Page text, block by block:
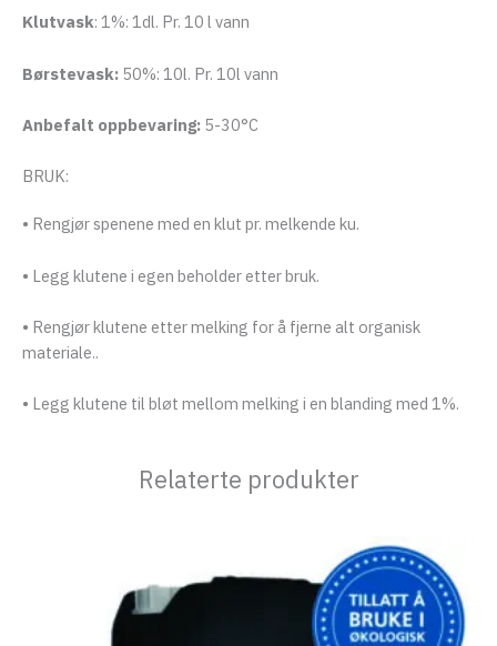
Klutvask: 1%: 1dl. Pr. 10 l vann
Børstevask: 50%: 10l. Pr. 10l vann
Anbefalt oppbevaring: 5-30°C
BRUK:
• Rengjør spenene med en klut pr. melkende ku.
• Legg klutene i egen beholder etter bruk.
• Rengjør klutene etter melking for å fjerne alt organisk
materiale..
• Legg klutene til bløt mellom melking i en blanding med 1%.
Relaterte produkter